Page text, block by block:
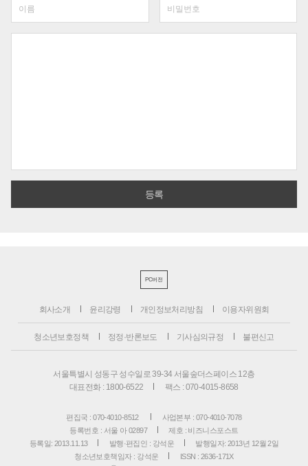
PC버전
회사소개 윤리강령 개인정보처리방침 이용자위원회
청소년보호정책 정정·반론보도 기사심의규정 불편신고
서울특별시 성동구 성수일로 39-34 서울숲더스페이스 12층
대표전화 : 1800-6522
팩스 : 070-4015-8658
편집국 : 070-4010-8512
사업본부 : 070-4010-7078
등록번호 : 서울 아 02897
제호 : 비즈니스포스트
등록일: 2013.11.13
발행·편집인 : 강석운
발행일자: 2013년 12월 2일
청소년보호책임자 : 강석운
ISSN : 2636-171X